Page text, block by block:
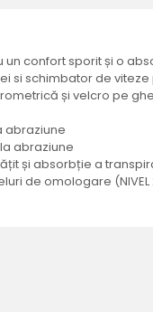
confort sporit și o
si schimbator de
și velcro pe
abraziune
abraziune
și absorbție a
de omologare (NIVEL